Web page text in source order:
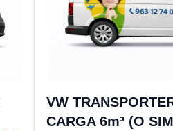
VW
CARGA 6m³ (O